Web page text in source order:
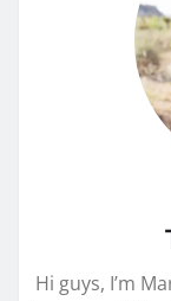
Hi guys, I’m